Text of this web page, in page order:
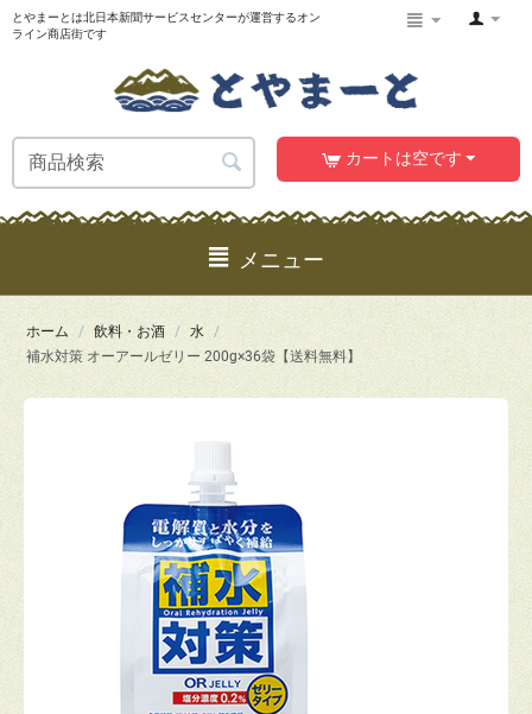
とやまーとは北日本新聞サービスセンターが運営するオン
ライン商店街です
カートは空です
メニュー
ホーム / 飲料・お酒 / 水 /
補水対策 オーアールゼリー 200g×36袋【送料無料】